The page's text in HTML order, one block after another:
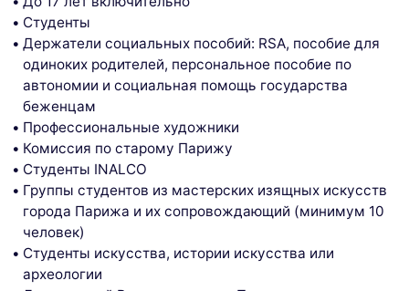
Студенты
Держатели социальных пособий: RSA, пособие для
одиноких родителей, персональное пособие по
автономии и социальная помощь государства
беженцам
Профессиональные художники
Комиссия по старому Парижу
Студенты INALCO
Группы студентов из мастерских изящных искусств
города Парижа и их сопровождающий (минимум 10
человек)
Студенты искусства, истории искусства или
археологии